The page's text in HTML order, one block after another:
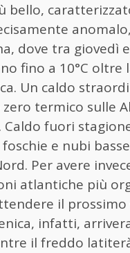
bello,
dove tra giovedì
fino a 10°C oltre
Un caldo
termico sulle
Caldo fuori
e nubi
Per avere
atlantiche più
il prossimo
infatti,
il freddo